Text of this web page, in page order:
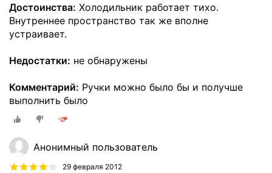
Достоинства: Холодильник работает тихо.
Внутреннее пространство так же вполне
устраивает.
Недостатки: не обнаружены
Комментарий: Ручки можно было бы и получше
выполнить было
Анонимный пользователь
29 февраля 2012